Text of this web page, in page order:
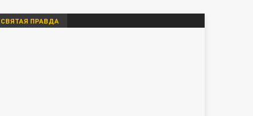
СВЯТАЯ ПРАВДА